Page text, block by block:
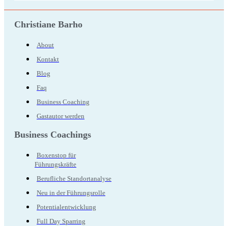
Christiane Barho
About
Kontakt
Blog
Faq
Business Coaching
Gastautor werden
Business Coachings
Boxenstop für
Führungskräfte
Berufliche Standortanalyse
Neu in der Führungsrolle
Potentialentwicklung
Full Day Sparring